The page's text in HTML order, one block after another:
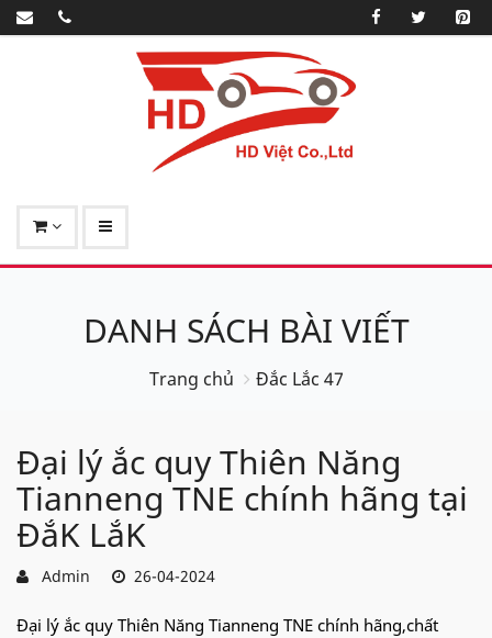
DANH SÁCH BÀI VIẾT
Trang chủ Đắc Lắc 47
Đại lý ắc quy Thiên Năng
Tianneng TNE chính hãng tại
ĐắK LắK
Admin 26-04-2024
Đại lý ắc quy Thiên Năng Tianneng TNE chính hãng,chất